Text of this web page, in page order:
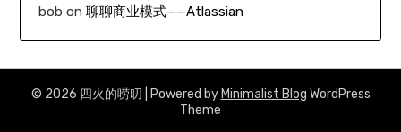
bob on聊聊商业模式——Atlassian
© 2026 四火的唠叨 | Powered by Minimalist Blog WordPress
Theme